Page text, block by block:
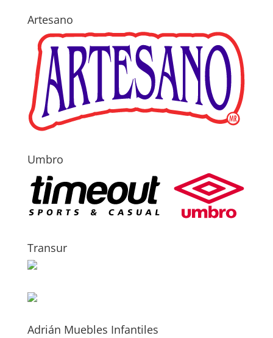
Artesano
Umbro
Transur
Adrián Muebles Infantiles